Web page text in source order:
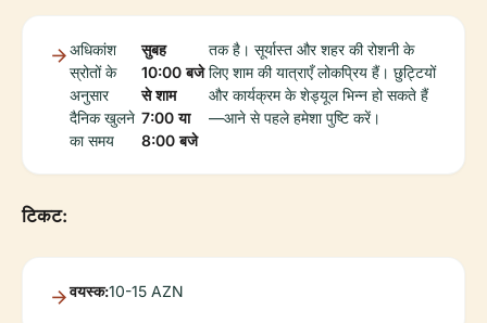
अधिकांश
स्रोतों के
अनुसार
दैनिक खुलने
का समय
सुबह
10:00 बजे
से शाम
7:00 या
8:00 बजे
तक है। सूर्यास्त और शहर की रोशनी के
लिए शाम की यात्राएँ लोकप्रिय हैं। छुट्टियों
और कार्यक्रम के शेड्यूल भिन्न हो सकते हैं
—आने से पहले हमेशा पुष्टि करें।
टिकट:
वयस्क:10-15 AZN